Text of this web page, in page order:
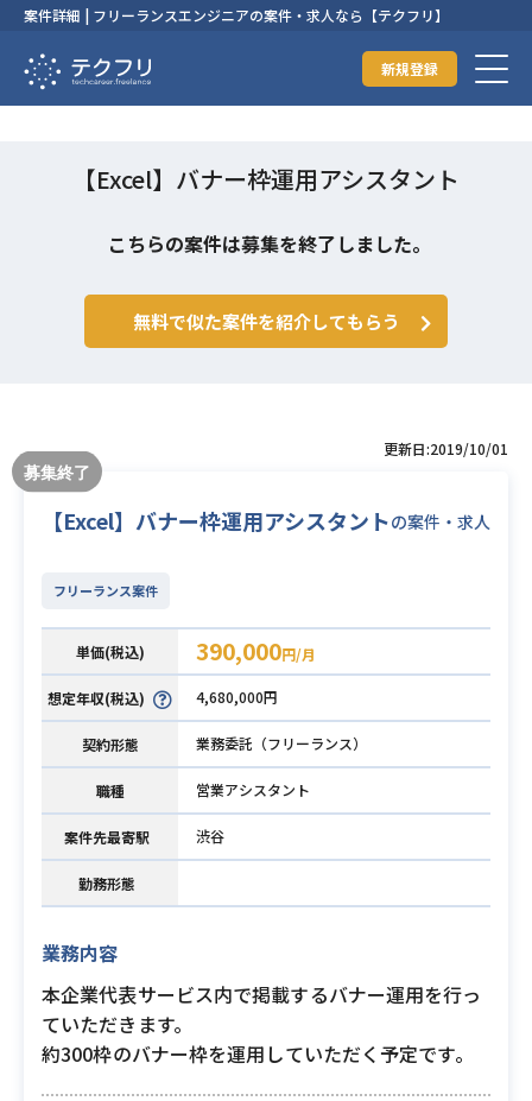
案件詳細 | フリーランスエンジニアの案件・求人なら【テクフリ】
新規登録
【Excel】バナー枠運用アシスタント
こちらの案件は募集を終了しました。
無料で似た案件を紹介してもらう
更新日:2019/10/01
【Excel】バナー枠運用アシスタントの案件・求人
フリーランス案件
単価(税込) 390,000円/月
想定年収(税込) 4,680,000円
契約形態 業務委託（フリーランス）
職種 営業アシスタント
案件先最寄駅 渋谷
勤務形態
業務内容
本企業代表サービス内で掲載するバナー運用を行っ
ていただきます。
約300枠のバナー枠を運用していただく予定です。